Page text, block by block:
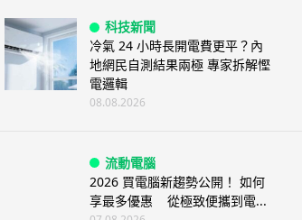
科技新聞
冷氣 24 小時長開電費更平？內
地網民自測結果兩極 專家拆解慳
電邏輯
08.08.2026
流動電腦
2026 買電腦新趨勢公開！ 如何
享最多優惠 從極致便攜到電...